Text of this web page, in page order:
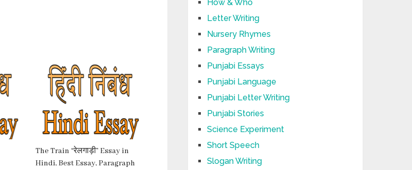
The Train “रेलगाड़ी” Essay in
Hindi, Best Essay, Paragraph
How & Who
Letter Writing
Nursery Rhymes
Paragraph Writing
Punjabi Essays
Punjabi Language
Punjabi Letter Writing
Punjabi Stories
Science Experiment
Short Speech
Slogan Writing